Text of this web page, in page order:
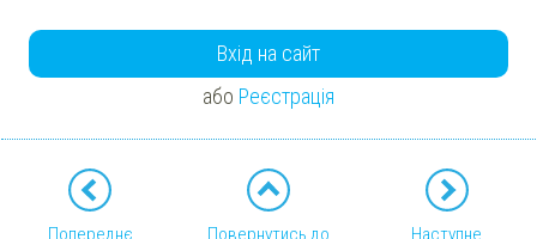
Вхід на сайт
або Реєстрація
Попереднє Повернутись до Наступне